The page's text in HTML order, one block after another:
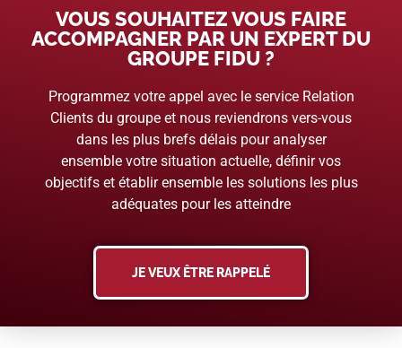
VOUS SOUHAITEZ VOUS FAIRE
ACCOMPAGNER PAR UN EXPERT DU
GROUPE FIDU ?
Programmez votre appel avec le service Relation
Clients du groupe et nous reviendrons vers-vous
dans les plus brefs délais pour analyser
ensemble votre situation actuelle, définir vos
objectifs et établir ensemble les solutions les plus
adéquates pour les atteindre
JE VEUX ÊTRE RAPPELÉ